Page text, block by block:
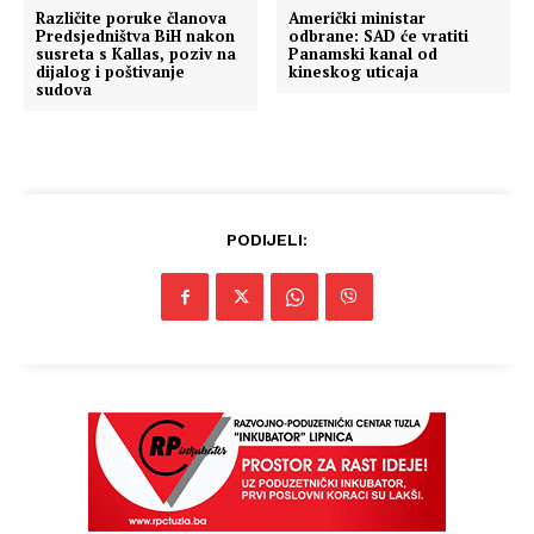
Različite poruke članova
Predsjedništva BiH nakon
susreta s Kallas, poziv na
dijalog i poštivanje
sudova
Američki ministar
odbrane: SAD će vratiti
Panamski kanal od
kineskog uticaja
PODIJELI: